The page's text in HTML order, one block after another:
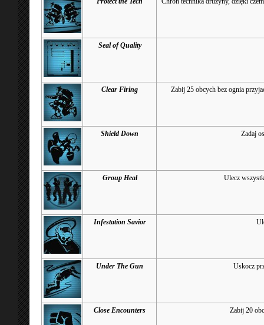
Seal of Quality
Clear Firing Zabij 25 obcych bez ognia
Shield Down Zadaj
Group Heal Ulecz
Infestation Savior
Under The Gun Uskocz
Close Encounters Zabij 20